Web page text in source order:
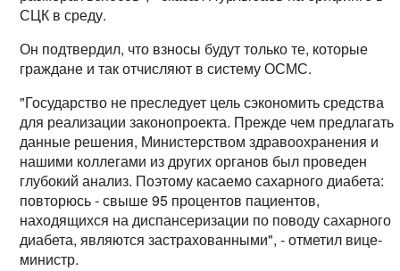
СЦК в среду.
Он подтвердил, что взносы будут только те, которые
граждане и так отчисляют в систему ОСМС.
"Государство не преследует цель сэкономить средства
для реализации законопроекта. Прежде чем предлагать
данные решения, Министерством здравоохранения и
нашими коллегами из других органов был проведен
глубокий анализ. Поэтому касаемо сахарного диабета:
повторюсь - свыше 95 процентов пациентов,
находящихся на диспансеризации по поводу сахарного
диабета, являются застрахованными", - отметил вице-
министр.